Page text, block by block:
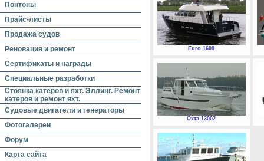
Понтоны
Прайс-листы
Продажа судов
Реновация и ремонт
Сертификаты и награды
Специальные разработки
Стоянка катеров и яхт. Эллинг. Ремонт
катеров и ремонт яхт.
Судовые двигатели и генераторы
Фотогалереи
Форум
Карта сайта
Euro 1600
Охта 13002